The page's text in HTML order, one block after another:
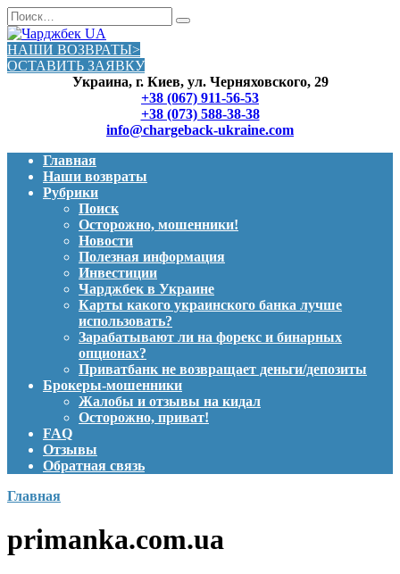
Перейти
к
содержанию
Search
for:
НАШИ ВОЗВРАТЫ>
ОСТАВИТЬ ЗАЯВКУ
Украина, г. Киев, ул. Черняховского, 29
+38 (067) 911-56-53
+38 (073) 588-38-38
info@chargeback-ukraine.com
Главная
Наши возвраты
Рубрики
Поиск
Осторожно, мошенники!
Новости
Полезная информация
Инвестиции
Чарджбек в Украине
Карты какого украинского банка лучше
использовать?
Зарабатывают ли на форекс и бинарных
опционах?
Приватбанк не возвращает деньги/депозиты
Брокеры-мошенники
Жалобы и отзывы на кидал
Осторожно, приват!
FAQ
Отзывы
Обратная связь
Главная
primanka.com.ua